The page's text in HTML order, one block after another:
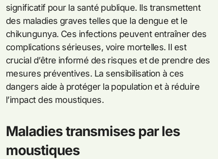
significatif pour la santé publique. Ils transmettent
des maladies graves telles que la dengue et le
chikungunya. Ces infections peuvent entraîner des
complications sérieuses, voire mortelles. Il est
crucial d’être informé des risques et de prendre des
mesures préventives. La sensibilisation à ces
dangers aide à protéger la population et à réduire
l’impact des moustiques.
Maladies transmises par les
moustiques